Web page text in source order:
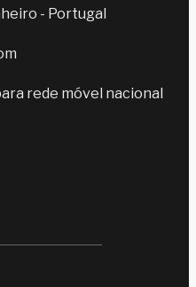
- Portugal
rede móvel nacional